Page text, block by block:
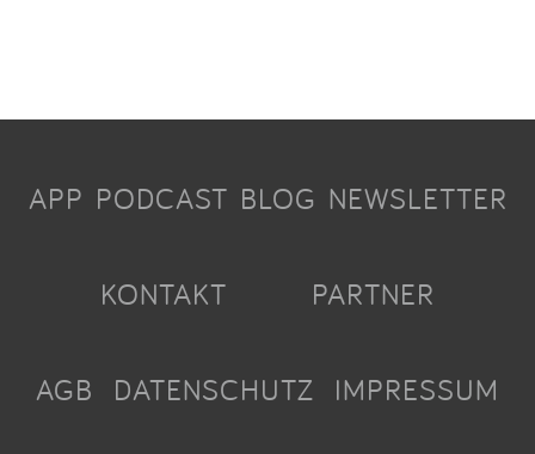
APP PODCAST BLOG NEWSLETTER
KONTAKT PARTNER
AGB DATENSCHUTZ IMPRESSUM